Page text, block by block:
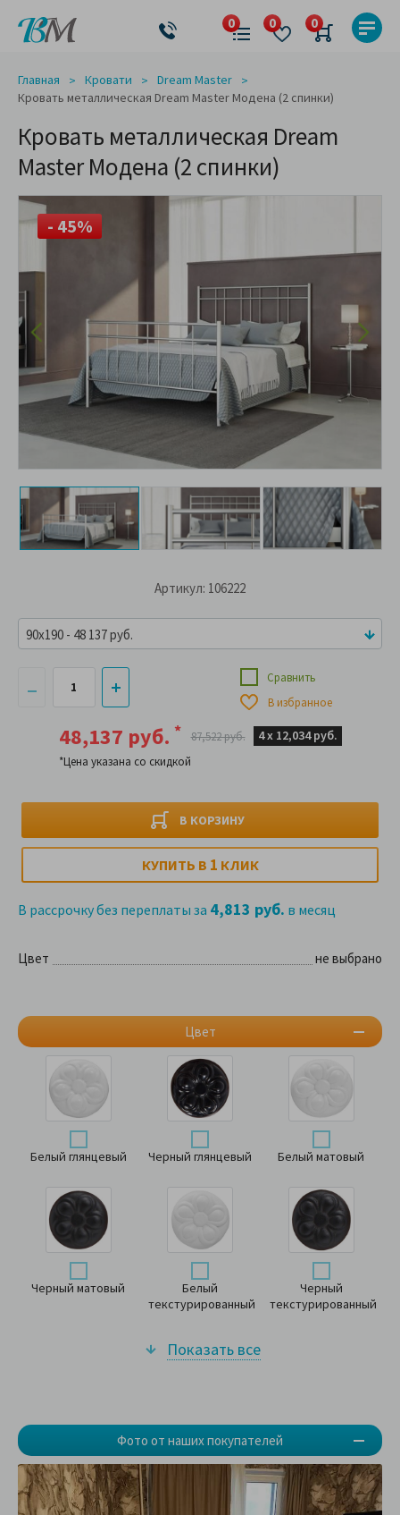
Главная Кровати
Dream Master
Кровать металлическая Dream Master Модена (2 спинки)
Кровать металлическая Dream
Master Модена (2 спинки)
- 45%
Артикул: 106222
48,137 руб. *
*Цена указана со скидкой
87,522 руб. 4 х 12,034 руб.
В КОРЗИНУ
Сравнить
В избранное
КУПИТЬ В 1 КЛИК
В рассрочку без переплаты за 4,813 руб. в месяц
90x190 - 48 137 руб.
Цвет не выбрано
Цвет
Белый глянцевый Черный глянцевый Белый матовый
Черный матовый
Белый
текстурированный
Черный
текстурированный
Показать все
Фото от наших покупателей